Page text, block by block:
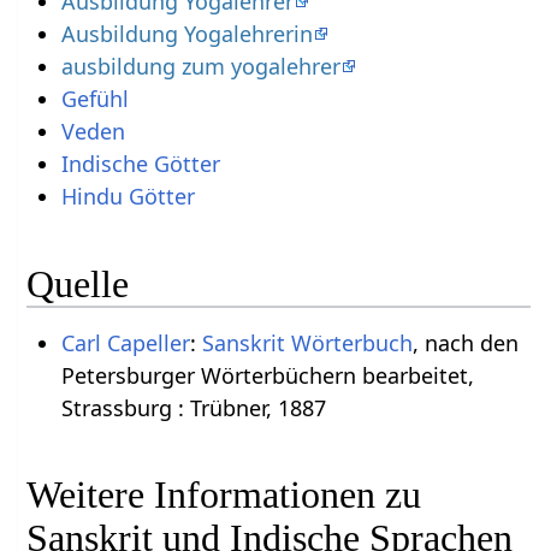
Ausbildung Yogalehrerin
ausbildung zum yogalehrer
Gefühl
Veden
Indische Götter
Hindu Götter
Quelle
Carl Capeller: Sanskrit Wörterbuch, nach den
Petersburger Wörterbüchern bearbeitet,
Strassburg : Trübner, 1887
Weitere Informationen zu
Sanskrit und Indische Sprachen